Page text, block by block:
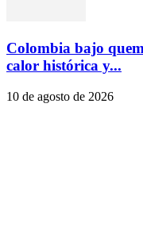
Colombia bajo
calor histórica y...
10 de agosto de 2026